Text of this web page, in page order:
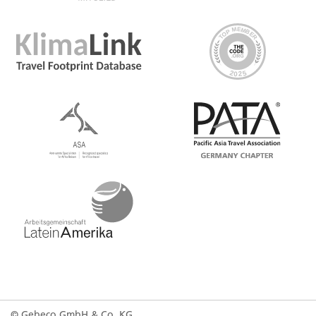
cobblestone streets lined with colorful neoclassical
buildings, uncover hidden squares and lively cafes, and
soak up the timeless beauty of this enchanting town.
Whether you're browsing local boutiques, visiting
morning atmosphere, this cultural journey is the perfect
start to your day.
In the evening, lace up your hiking boots for the Agios
views of the island bathed in golden light as the sun sets
over the sea. And for those craving an extra thrill,
there’s a cliff jumping opportunity at sunset—an
unforgettable experience for the adventurous! Get
Day 3 Corfu